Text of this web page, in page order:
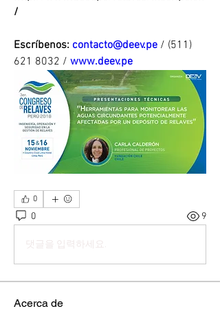
/
Escríbenos: contacto@deev.pe / (511)
621 8032 / www.deev.pe
0
0 9
댓글을 입력하세요.
Acerca de